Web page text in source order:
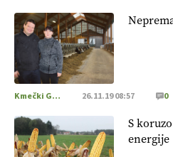
Kmečki Glas 26.11.19 08:57 0
S
energije